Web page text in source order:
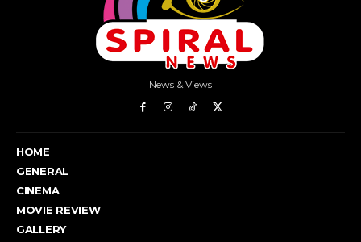
News & Views
HOME
GENERAL
CINEMA
MOVIE REVIEW
GALLERY